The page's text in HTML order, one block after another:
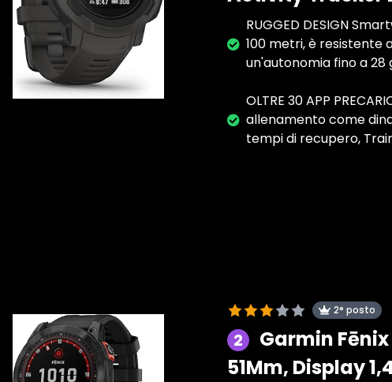
RUGGED DESIGN
100 metri, è
un'autonomia fino a 28
OLTRE 30 APP
allenamento come
tempi di recupero,
2° posto
2
Garmin
51Mm, Display